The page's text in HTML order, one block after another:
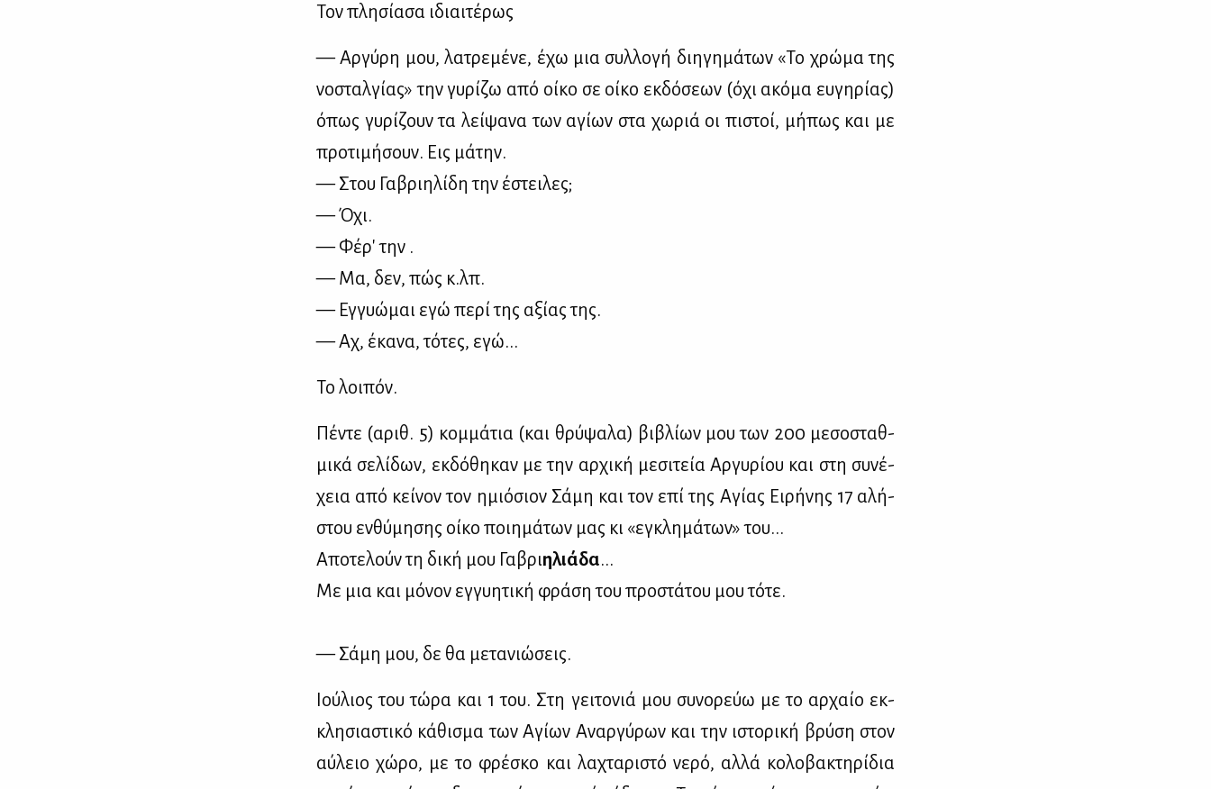
Τον πλη­σί­α­σα ιδιαι­τέ­ρως
— Αρ­γύ­ρη μου, λα­τρε­μέ­νε, έχω μια συλ­λο­γή δι­η­γη­μά­των «Το χρώ­μα της
νο­σταλ­γί­ας» την γυ­ρί­ζω από οί­κο σε οί­κο εκ­δό­σε­ων (όχι ακό­μα ευ­γη­ρί­ας)
όπως γυ­ρί­ζουν τα λεί­ψα­να των αγί­ων στα χω­ριά οι πι­στοί, μή­πως και με
προ­τι­μή­σουν. Εις μά­την.
— Στου Γα­βρι­η­λί­δη την έστει­λες;
— Όχι.
— Φέ­ρ' την .
— Μα, δεν, πώς κ.λπ.
— Εγ­γυώ­μαι εγώ πε­ρί της αξί­ας της.
— Αχ, έκα­να, τό­τες, εγώ...
Το λοι­πόν.
Πέ­ντε (αριθ. 5) κομ­μά­τια (και θρύ­ψα­λα) βι­βλί­ων μου των 200 με­σο­σταθ­
μι­κά σε­λί­δων, εκ­δό­θη­καν με την αρ­χι­κή με­σι­τεία Αρ­γυ­ρί­ου και στη συ­νέ­
χεια από κεί­νον τον ημιό­σιον Σά­μη και τον επί της Αγί­ας Ει­ρή­νης 17 αλή­
στου εν­θύ­μη­σης οί­κο ποι­η­μά­των μας κι «εγκλη­μά­των» του...
Απο­τε­λούν τη δι­κή μου Γα­βριηλιά­δα...
Με μια και μό­νον εγ­γυ­η­τι­κή φρά­ση του προ­στά­του μου τό­τε.
— Σά­μη μου, δε θα με­τα­νιώ­σεις.
Ιού­λιος του τώ­ρα και 1 του. Στη γει­το­νιά μου συ­νο­ρεύω με το αρ­χαίο εκ­
κλη­σια­στι­κό κά­θι­σμα των Αγί­ων Αναρ­γύ­ρων και την ιστο­ρι­κή βρύ­ση στον
αύ­λειο χώ­ρο, με το φρέ­σκο και λα­χτα­ρι­στό νε­ρό, αλ­λά κο­λο­βα­κτη­ρί­δια